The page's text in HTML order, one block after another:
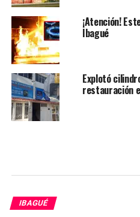
¡Atención!
Ibagué
Explotó
restauración
IBAGUÉ